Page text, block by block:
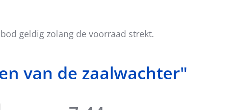
geldig zolang de voorraad strekt.
van de zaalwachter"
Originele prijs was: